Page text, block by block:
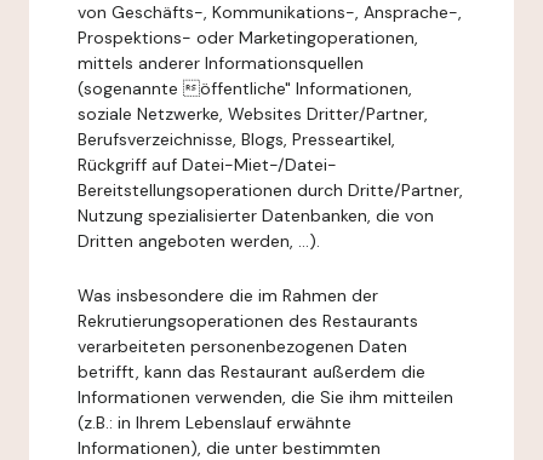
von Geschäfts-, Kommunikations-, Ansprache-,
Prospektions- oder Marketingoperationen,
mittels anderer Informationsquellen
(sogenannte öffentliche" Informationen,
soziale Netzwerke, Websites Dritter/Partner,
Berufsverzeichnisse, Blogs, Presseartikel,
Rückgriff auf Datei-Miet-/Datei-
Bereitstellungsoperationen durch Dritte/Partner,
Nutzung spezialisierter Datenbanken, die von
Dritten angeboten werden, ...).
Was insbesondere die im Rahmen der
Rekrutierungsoperationen des Restaurants
verarbeiteten personenbezogenen Daten
betrifft, kann das Restaurant außerdem die
Informationen verwenden, die Sie ihm mitteilen
(z.B.: in Ihrem Lebenslauf erwähnte
Informationen), die unter bestimmten